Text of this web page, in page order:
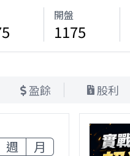
開盤
1175
盈餘 股利
週 月